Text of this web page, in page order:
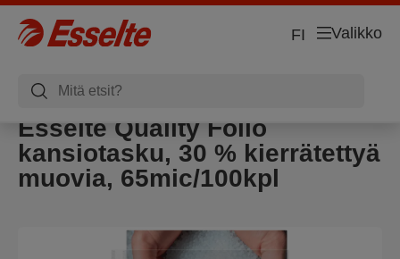
Valikko
FI
Esselte Quality Folio
kansiotasku, 30 % kierrätettyä
muovia, 65mic/100kpl